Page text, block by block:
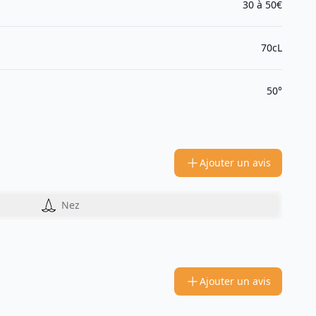
30 à 50€
70cL
50°
Ajouter un avis
Nez
Ajouter un avis